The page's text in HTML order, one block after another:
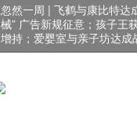
忽然一周 | 飞鹤与康比特达
械” 广告新规征意；孩子王
增持；爱婴室与亲子坊达成